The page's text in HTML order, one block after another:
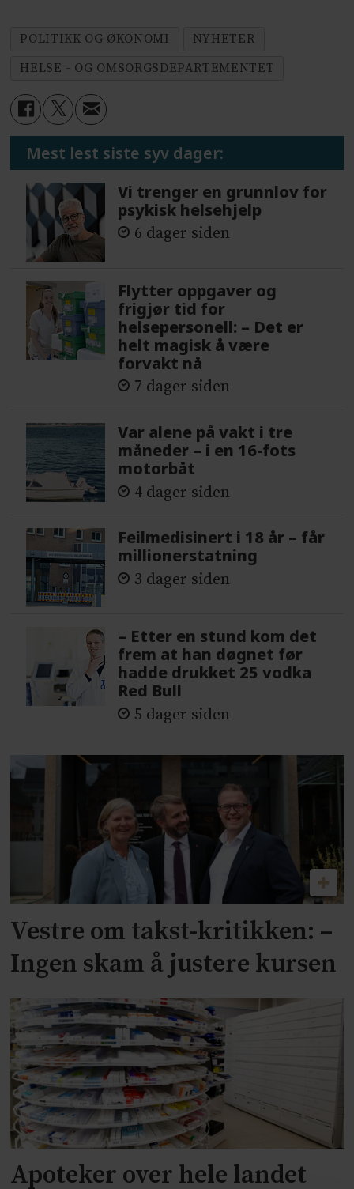
POLITIKK OG ØKONOMI
NYHETER
HELSE - OG OMSORGSDEPARTEMENTET
Mest lest siste syv dager:
Vi trenger en grunnlov for
psykisk helsehjelp
6 dager siden
Flytter oppgaver og
frigjør tid for
helsepersonell: – Det er
helt magisk å være
forvakt nå
7 dager siden
Var alene på vakt i tre
måneder – i en 16-fots
motorbåt
4 dager siden
Feilmedisinert i 18 år – får
millionerstatning
3 dager siden
– Etter en stund kom det
frem at han døgnet før
hadde drukket 25 vodka
Red Bull
5 dager siden
Vestre om takst-kritikken: –
Ingen skam å justere kursen
Apoteker over hele landet